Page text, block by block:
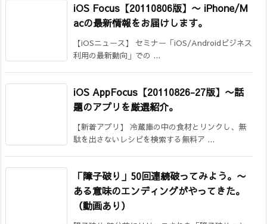
iOS Focus【20110806版】 〜 iPhone/M
acの最新情報をお届けします。
【iOSニュース】 セミナー「iOS/Androidビジネス
利用の最新動向」での ...
iOS AppFocus【20110826-27版】〜話
題のアプリを厳選紹介。
【新着アプリ】 冷蔵庫の中の食材とリンクし、無
駄を出さないレシピを検索する無料ア ...
「障子破り」50回連続破ってみよう。 〜
ある意味のエンディングがやってきた。
（動画あり）